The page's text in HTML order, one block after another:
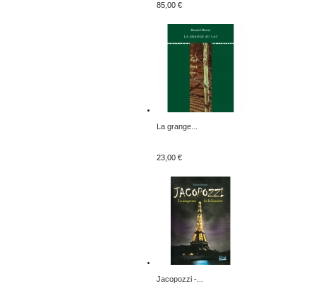
85,00 €
La grange...
23,00 €
Jacopozzi -...